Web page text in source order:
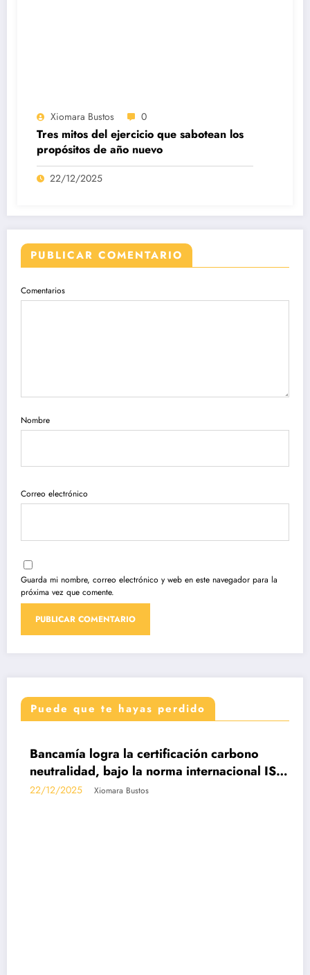
Xiomara Bustos 0
Tres mitos del ejercicio que sabotean los
propósitos de año nuevo
22/12/2025
PUBLICAR COMENTARIO
Comentarios
Nombre
Correo electrónico
Guarda mi nombre, correo electrónico y web en este navegador para la
próxima vez que comente.
Puede que te hayas perdido
DESTACADAS
Bancamía logra la certificación carbono
neutralidad, bajo la norma internacional ISO
14068-1
22/12/2025 Xiomara Bustos